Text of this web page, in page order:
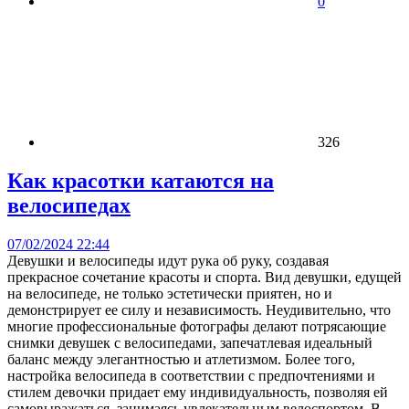
326
Как красотки катаются на
велосипедах
07/02/2024 22:44
Девушки и велосипеды идут рука об руку, создавая
прекрасное сочетание красоты и спорта. Вид девушки, едущей
на велосипеде, не только эстетически приятен, но и
демонстрирует ее силу и независимость. Неудивительно, что
многие профессиональные фотографы делают потрясающие
снимки девушек с велосипедами, запечатлевая идеальный
баланс между элегантностью и атлетизмом. Более того,
настройка велосипеда в соответствии с предпочтениями и
стилем девочки придает ему индивидуальность, позволяя ей